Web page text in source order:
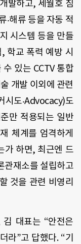
발하고, 세월호 침
‧해류 등을 자동 적
시스템 등을 만들
학교 폭력 예방 시
있는 CCTV 통합
개발 이외에 관련
도‧Advocacy)도
만 적용되는 일반
체계를 엄격하게
가 하면, 최근엔 드
관재소를 설립하고
것을 관련 비영리
김 대표는 “안전은
라”고 답했다. “기